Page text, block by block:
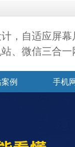
，自适应屏幕
、微信三合一
例 手机